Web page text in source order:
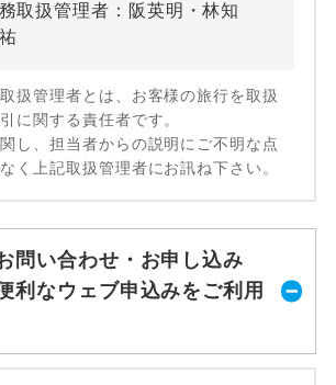
取扱管理者：阪英明・林知
扱管理者とは、お客様の旅行を取扱
に関する責任者です。
し、担当者からの説明にご不明な点
く上記取扱管理者にお訊ね下さい。
問い合わせ・お申し込み
利なウェブ申込みをご利用